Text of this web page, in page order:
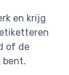
en krijg
of de
bent.